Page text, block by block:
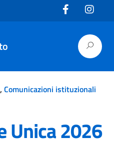
, Comunicazioni istituzionali
Unica 2026